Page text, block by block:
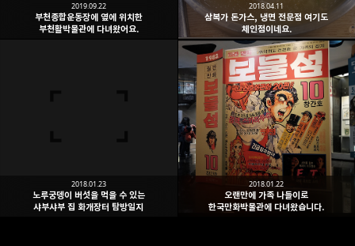
부천종합운동장에 옆에 위치한
부천활박물관에 다녀왔어요.
2019.09.22
삼복가 돈가스, 냉면 전문점 여기도
체인점이네요.
2018.04.11
노루궁뎅이 버섯을 먹을 수 있는
샤부샤부 집 화개장터 탐방일지
2018.01.23
오랜만에 가족 나들이로
한국만화박물관에 다녀왔습니다.
2018.01.22